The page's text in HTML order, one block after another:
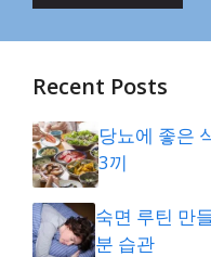
Recent Posts
당뇨에 좋은
3끼
숙면 루틴 만
분 습관